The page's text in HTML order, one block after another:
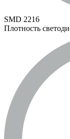
SMD 2216
Плотность